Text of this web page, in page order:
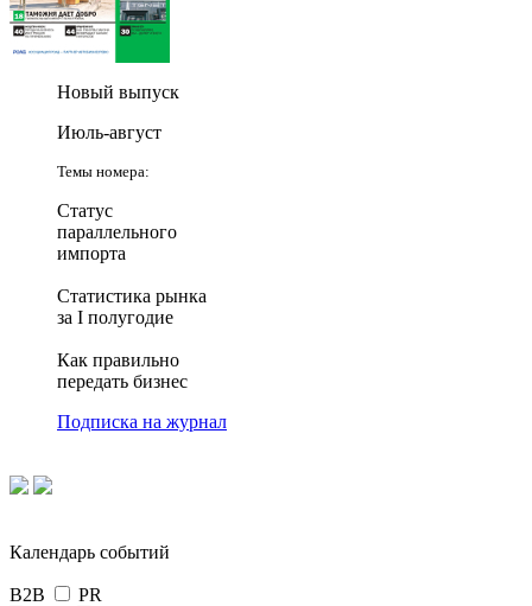
Новый выпуск
Июль-август
Темы номера:
Статус
параллельного
импорта
Статистика рынка
за I полугодие
Как правильно
передать бизнес
Подписка на журнал
Календарь событий
B2B PR